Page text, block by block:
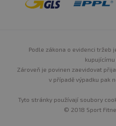
Podle zákona o evidenci tržeb
kupujícímu
Zároveň je povinen zaevidovat
v případě výpadku pak
Tyto stránky používají soubory
© 2018 Sport